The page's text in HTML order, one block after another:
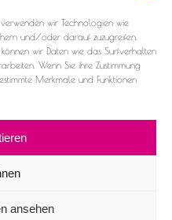
wir Technologien wie
und/oder darauf zuzugreifen.
wir Daten wie das Surfverhalten
Wenn Sie ihre Zustimmung
Merkmale und Funktionen
ansehen